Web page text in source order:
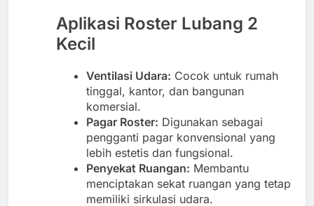
Aplikasi Roster Lubang 2
Kecil
Ventilasi Udara: Cocok untuk rumah
tinggal, kantor, dan bangunan
komersial.
Pagar Roster: Digunakan sebagai
pengganti pagar konvensional yang
lebih estetis dan fungsional.
Penyekat Ruangan: Membantu
menciptakan sekat ruangan yang tetap
memiliki sirkulasi udara.